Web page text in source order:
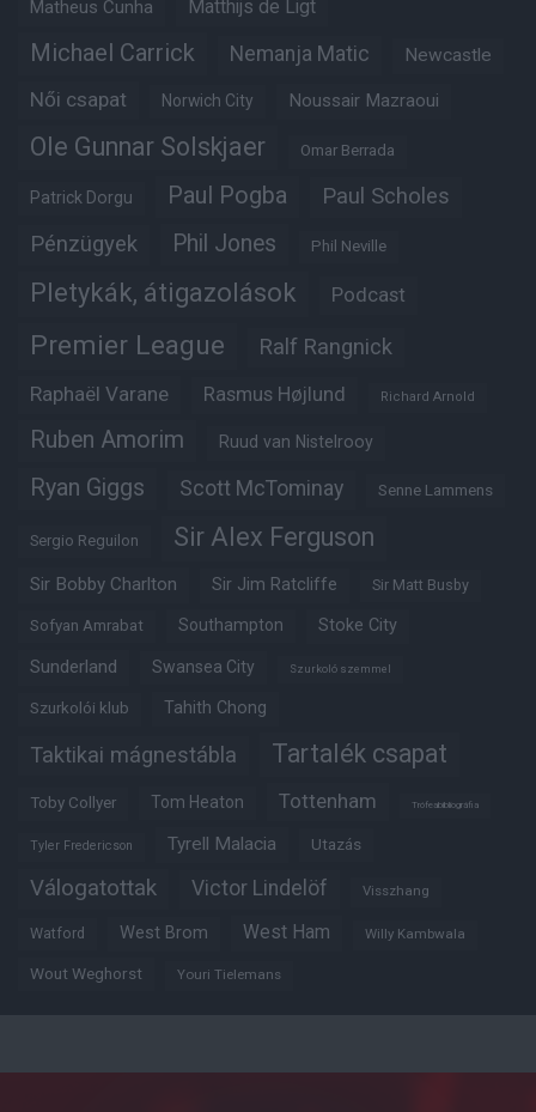
Matheus Cunha Matthijs de Ligt
Michael Carrick Nemanja Matic Newcastle
Női csapat Norwich City Noussair Mazraoui
Ole Gunnar Solskjaer Omar Berrada
Patrick Dorgu Paul Pogba Paul Scholes
Pénzügyek Phil Jones Phil Neville
Pletykák, átigazolások Podcast
Premier League Ralf Rangnick
Raphaël Varane Rasmus Højlund Richard Arnold
Ruben Amorim Ruud van Nistelrooy
Ryan Giggs Scott McTominay Senne Lammens
Sergio Reguilon Sir Alex Ferguson
Sir Bobby Charlton Sir Jim Ratcliffe Sir Matt Busby
Sofyan Amrabat Southampton Stoke City
Sunderland Swansea City Szurkoló szemmel
Szurkolói klub Tahith Chong
Taktikai mágnestábla Tartalék csapat
Toby Collyer Tom Heaton Tottenham Trófeabibliográfia
Tyler Fredericson Tyrell Malacia Utazás
Válogatottak Victor Lindelöf Visszhang
Watford West Brom West Ham Willy Kambwala
Wout Weghorst Youri Tielemans